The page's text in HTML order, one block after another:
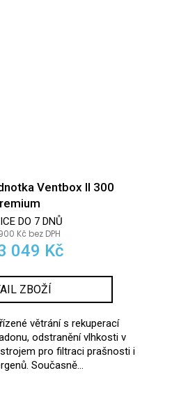
Ventbox II 300
DO 7 DNŮ
Kč bez DPH
049 Kč
ZBOŽÍ
větrání s rekuperací
odstranění vlhkosti v
pro filtraci prašnosti i
Současně...